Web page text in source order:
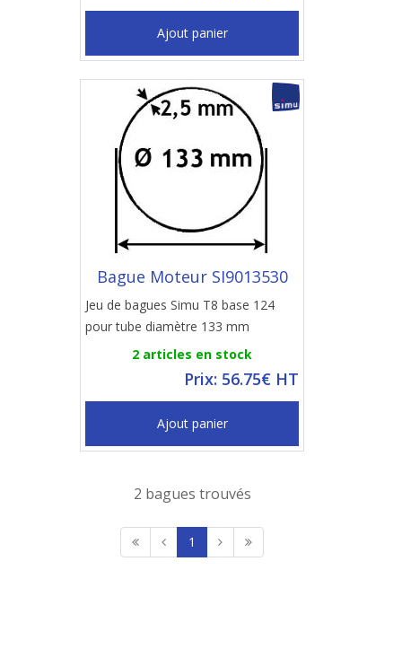
Ajout panier
Bague Moteur SI9013530
Jeu de bagues Simu T8 base 124
pour tube diamètre 133 mm
2 articles en stock
Prix: 56.75€ HT
Ajout panier
2 bagues trouvés
1